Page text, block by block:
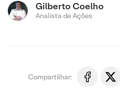
Gilberto Coelho
Analista de Ações
Compartilhar: